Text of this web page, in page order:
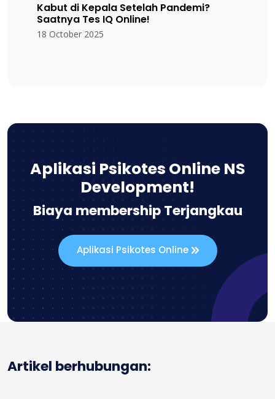
Kabut di Kepala Setelah Pandemi?
Saatnya Tes IQ Online!
18 October 2025
Aplikasi Psikotes Online NS
Development!
Biaya membership Terjangkau
Aplikasi Psikotes Online
Artikel berhubungan: